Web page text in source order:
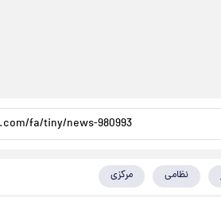
نظامی مرکزی